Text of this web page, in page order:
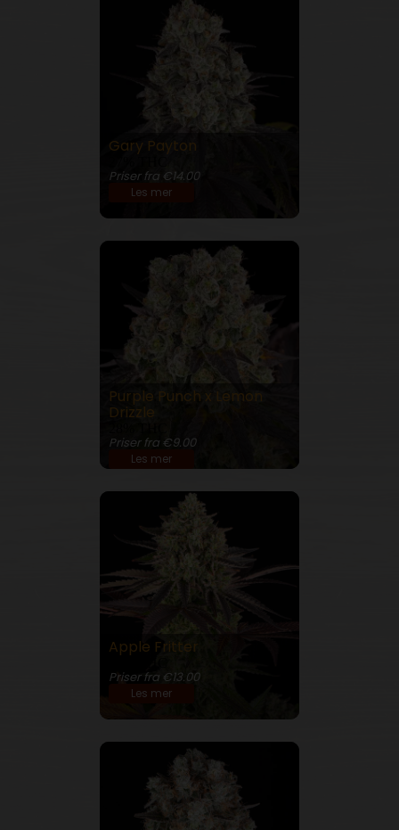
Gary Payton
Priser fra €14.00
Les mer
Purple Punch x Lemon
Drizzle
Priser fra €9.00
Les mer
Apple Fritter
Priser fra €13.00
Les mer